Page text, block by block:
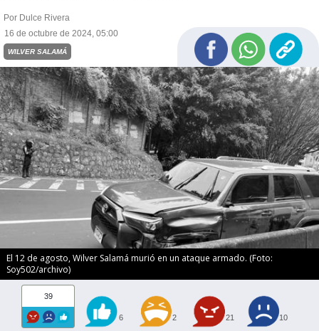
Por Dulce Rivera
16 de octubre de 2024, 05:00
WILVER SALAMÁ
El 12 de agosto, Wilver Salamá murió en un ataque armado. (Foto:
Soy502/archivo)
39
6 2 21 10